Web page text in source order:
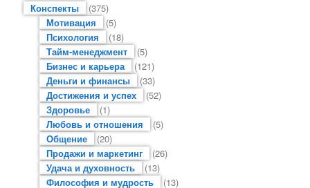
Конспекты
(375)
Мотивация
(5)
Психология
(18)
Тайм-менеджмент
(5)
Бизнес и карьера
(121)
Деньги и финансы
(33)
Достижения и успех
(52)
Здоровье
(1)
Любовь и отношения
(5)
Общение
(20)
Продажи и маркетинг
(26)
Удача и духовность
(13)
Философия и мудрость
(13)